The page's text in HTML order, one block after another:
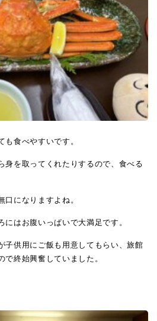
も食べやすいです。
身を取ってくれたりするので、食べる
口になりますよね。
にはお腹いっぱいで大満足です。
子供用にご飯も用意してもらい、旅館
終始興奮していました。